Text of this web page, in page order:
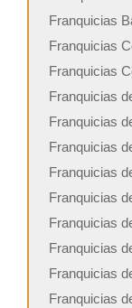
Franquicias
Franquicias
Franquicias
Franquicias
Franquicias
Franquicias
Franquicias
Franquicias
Franquicias
Franquicias
Franquicias
Franquicias